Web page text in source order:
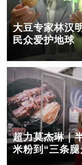
大豆专家林汉
民众爱护地球
超力莫杰琳｜
米粉到“三条